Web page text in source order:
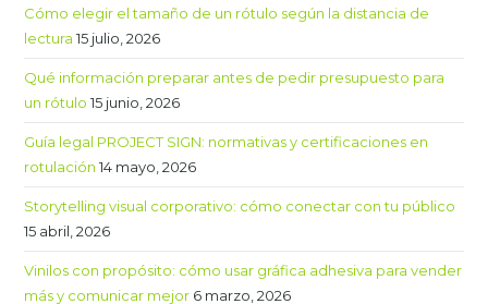
Cómo elegir el tamaño de un rótulo según la distancia de
lectura 15 julio, 2026
Qué información preparar antes de pedir presupuesto para
un rótulo 15 junio, 2026
Guía legal PROJECT SIGN: normativas y certificaciones en
rotulación 14 mayo, 2026
Storytelling visual corporativo: cómo conectar con tu público
15 abril, 2026
Vinilos con propósito: cómo usar gráfica adhesiva para vender
más y comunicar mejor 6 marzo, 2026